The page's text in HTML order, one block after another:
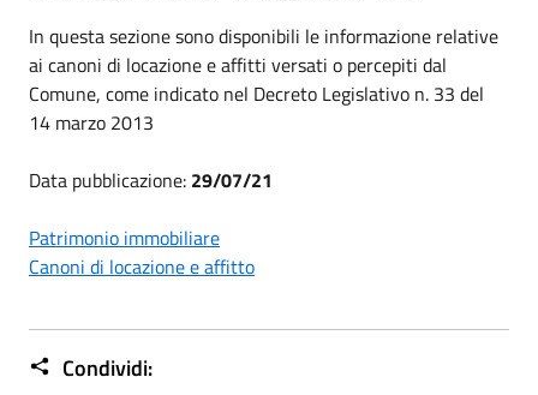
In questa sezione sono disponibili le informazione relative
ai canoni di locazione e affitti versati o percepiti dal
Comune, come indicato nel Decreto Legislativo n. 33 del
14 marzo 2013
Data pubblicazione: 29/07/21
Patrimonio immobiliare
Canoni di locazione e affitto
Condividi: